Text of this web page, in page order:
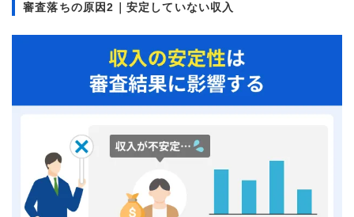
審査落ちの原因2｜安定していない収入